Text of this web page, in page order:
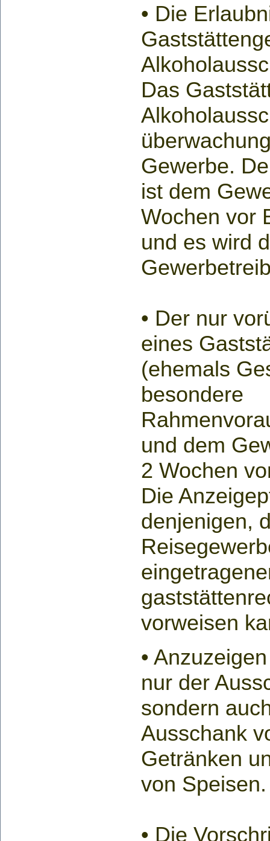
• Die
Das
Gewerbe.
ist dem
Wochen vor
und es wird
• Der nur
eines
(ehemals
besondere
und dem
2 Wochen
Die
denjenigen,
vorweisen
•
nur der
sondern
Ausschank
Getränken
von Speisen.
• Die